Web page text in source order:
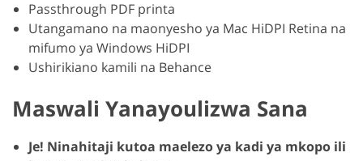
Passthrough PDF printa
Utangamano na maonyesho ya Mac HiDPI Retina na
mifumo ya Windows HiDPI
Ushirikiano kamili na Behance
Maswali Yanayoulizwa Sana
Je! Ninahitaji kutoa maelezo ya kadi ya mkopo ili